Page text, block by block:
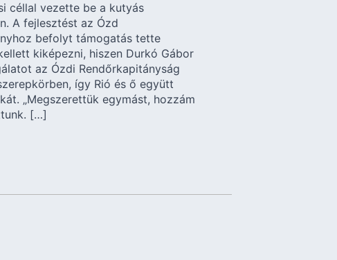
céllal vezette be a kutyás
A fejlesztést az Ózd
befolyt támogatás tette
kiképezni, hiszen Durkó Gábor
az Ózdi Rendőrkapitányság
így Rió és ő együtt
„Megszerettük egymást, hozzám
[…]